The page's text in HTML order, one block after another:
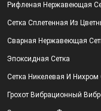
Рифленая Нержавеющая
Сетка Сплетенная Из
Сварная Нержавеющая
Эпоксидная Сетка
Сетка Никелевая И Нихром
Грохот Вибрационный